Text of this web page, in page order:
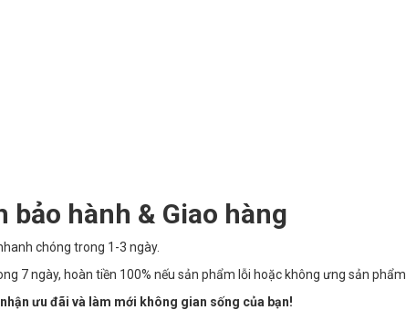
bảo hành & Giao hàng
chóng trong 1-3 ngày.
7 ngày, hoàn tiền 100% nếu sản phẩm lỗi hoặc không ưng sản phẩm
ưu đãi và làm mới không gian sống của bạn!